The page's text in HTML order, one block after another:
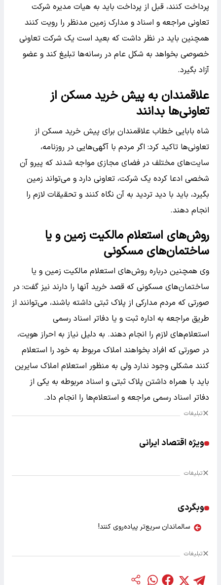
پرداخت کنند، قبل از پرداخت باید به هیات مدیره شرکت
تعاونی مراجعه و اسناد و مدارک زمین مدنظر را رویت کنند
همچنین باید در نظر داشت که بعید است یک شرکت تعاونی
خصوصی بخواهد به شکل عام در رسانه‌ها تبلیغ کند و عضو
آزاد بگیرد.
علاقمندان به پیش خرید مسکن از
تعاونی‌ها بدانند
شاه بابایی خطاب علاقمندان برای پیش خرید مسکن از
تعاونی‌ها تاکید کرد: اگر مردم با آگهی‌هایی در روزنامه،
سایت‌های مختلف در فضای مجازی مواجه شدند که پیرو آن
شخصی ادعا کرده یک شرکت، تعاونی دارد و می‌تواند زمین
بگیرد، باید با دید تردید به آن نگاه کنند و تحقیقات لازم را
انجام دهند.
روش‌های استعلام مالکیت زمین و یا
ساختمان‌های مسکونی
وی همچنین درباره روش‌های استعلام مالکیت زمین و یا
ساختمان‌های مسکونی که قصد خرید آنها را دارند نیز گفت: در
صورتی که مردم مدارکی از پلاک ثبتی داشته باشند، می‌توانند از
طریق مراجعه به اداره ثبت و یا دفاتر اسناد رسمی
استعلام‌های لازم را انجام دهند. به دلیل نیاز به احراز هویت،
در صورتی که افراد بخواهند املاک مربوط به خود را استعلام
کنند مشکلی وجود ندارد ولی به منظور استعلام املاک سایرین
باید با همراه داشتن پلاک ثبتی و اسناد مربوطه به یکی از
دفاتر اسناد رسمی مراجعه و استعلام‌ها را انجام داد.
تبلیغات
ویژه اقتصاد ایرانی
تبلیغات
وبگردی
سالماندان سریع‌تر پیاده‌روی کنند!
تبلیغات